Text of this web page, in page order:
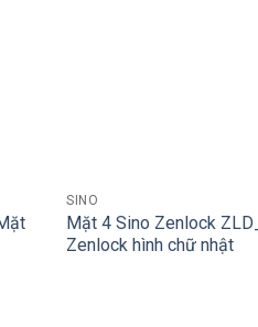
SINO
Mặt 4 Sino Zenlock
Zenlock hình chữ nhật